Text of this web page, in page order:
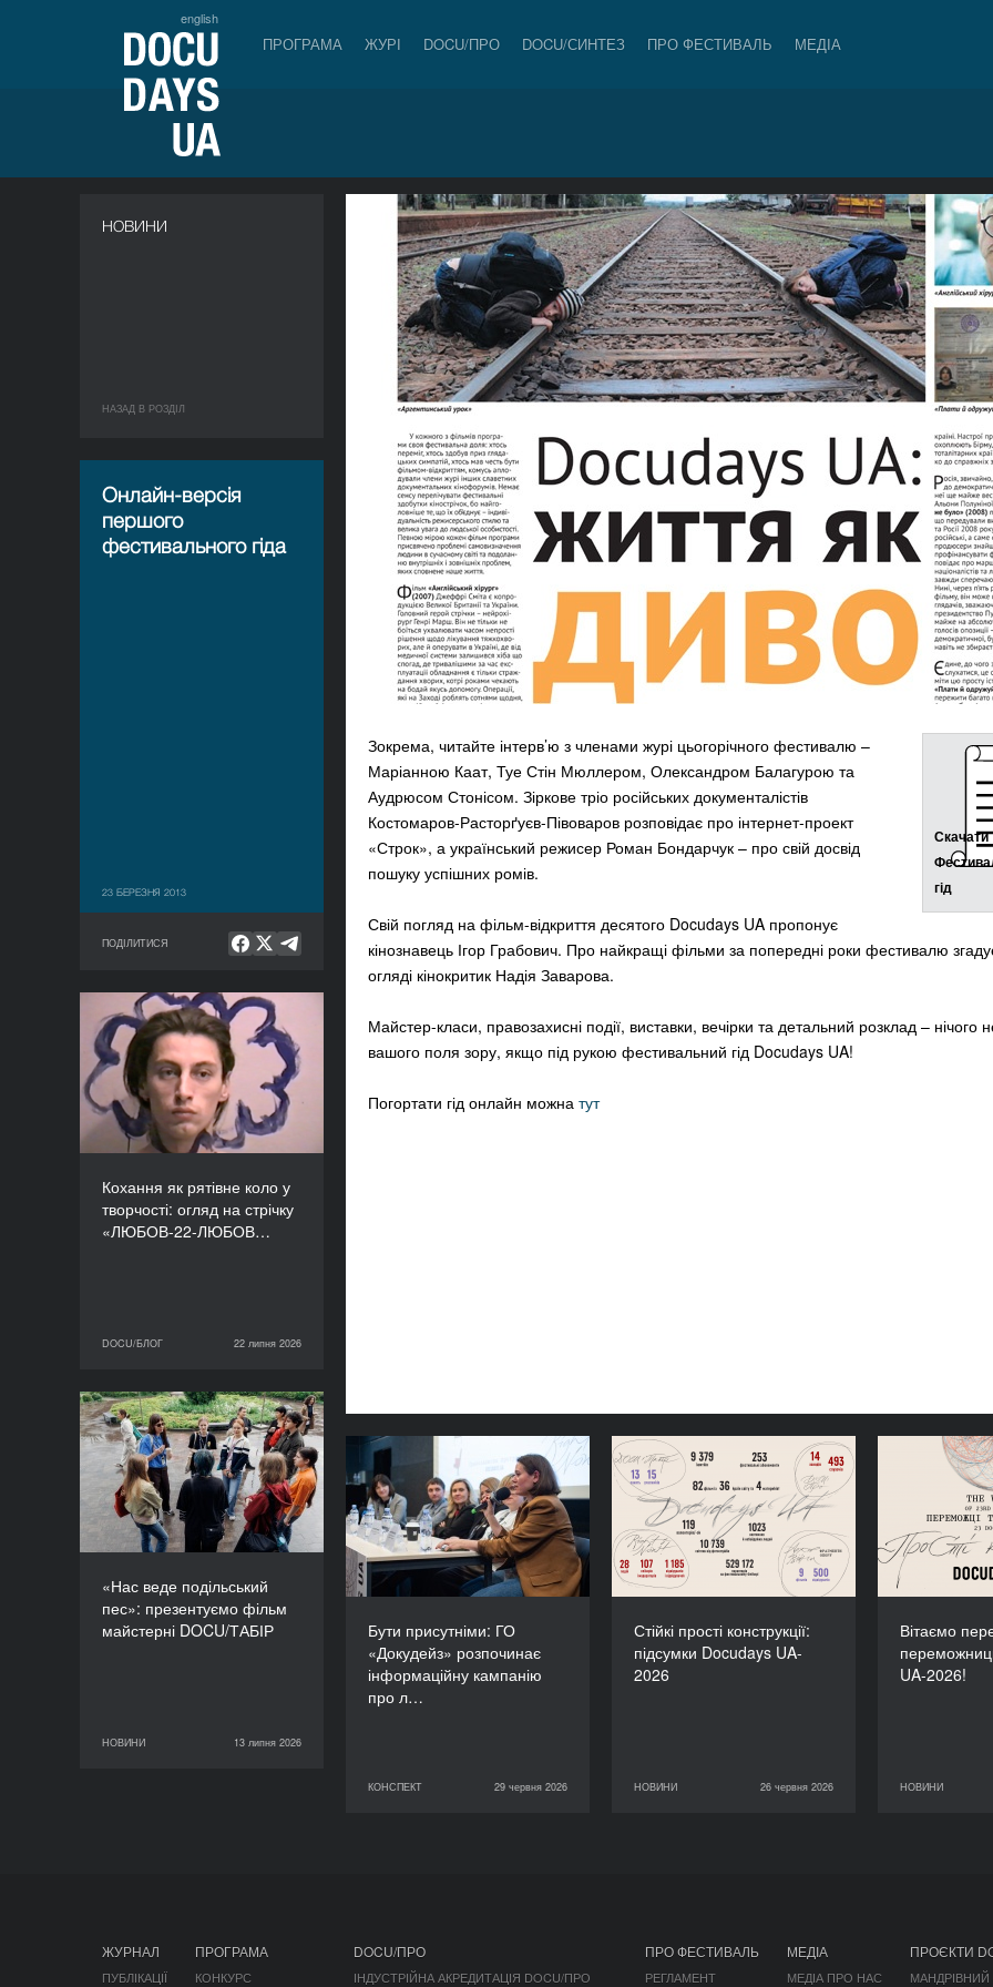
english
ПРОГРАМА ЖУРІ DOCU/ПРО DOCU/СИНТЕЗ ПРО ФЕСТИВАЛЬ МЕДІА
НОВИНИ
НАЗАД В РОЗДIЛ
Онлайн-версія
першого
фестивального гіда
23 БЕРЕЗНЯ 2013
ПОДІЛИТИСЯ
Скачати
гід
Зокрема, читайте інтерв’ю з членами журі цьогорічного фестивалю –
Маріанною Каат, Туе Стін Мюллером, Олександром Балагурою та
Аудрюсом Стонісом. Зіркове тріо російських документалістів
Костомаров-Расторґуєв-Півоваров розповідає про інтернет-проект
«Строк», а український режисер Роман Бондарчук – про свій досвід
пошуку успішних ромів.
Свій погляд на фільм-відкриття десятого Docudays UA пропонує
кінознавець Ігор Грабович. Про найкращі фільми за попередні роки фестивалю
огляді кінокритик Надія Заварова.
Майстер-класи, правозахисні події, виставки, вечірки та детальний розклад – нічого
вашого поля зору, якщо під рукою фестивальний гід Docudays UA!
Погортати гід онлайн можна тут
Кохання як рятівне коло у
творчості: огляд на стрічку
«ЛЮБОВ-22-ЛЮБОВ…
DOCU/БЛОГ 22 липня 2026
Кохання як рятівне коло
у творчості: огляд на
стрічку «ЛЮБОВ-22-
ЛЮБОВ» Єруна
Койманса
DOCU/БЛОГ
22 липня 2026
«Нас веде подільський
пес»: презентуємо фільм
майстерні DOCU/ТАБІР
НОВИНИ 13 липня 2026
«Нас веде подільський
пес»: презентуємо фільм
майстерні DOCU/ТАБІР
НОВИНИ
13 липня 2026
Бути присутніми: ГО
«Докудейз» розпочинає
інформаційну кампанію
про л…
КОНСПЕКТ 29 червня 2026
Бути присутніми: ГО
«Докудейз» розпочинає
інформаційну кампанію
про людей в окупації
КОНСПЕКТ
29 червня 2026
Стійкі прості конструкції:
підсумки Docudays UA-
2026
НОВИНИ 26 червня 2026
Стійкі прості конструкції:
підсумки Docudays UA-
2026
НОВИНИ
26 червня 2026
Вітаємо
UA-2026!
НОВИНИ
11 червня 2026
ЖУРНАЛ
ПУБЛІКАЦІЇ
ПРОГРАМА
КОНКУРС
DOCU/ПРО
ІНДУСТРІЙНА АКРЕДИТАЦІЯ DOCU/ПРО
ПРО ФЕСТИВАЛЬ
РЕГЛАМЕНТ
МЕДІА
МЕДІА ПРО НАС
ПРОЄКТИ